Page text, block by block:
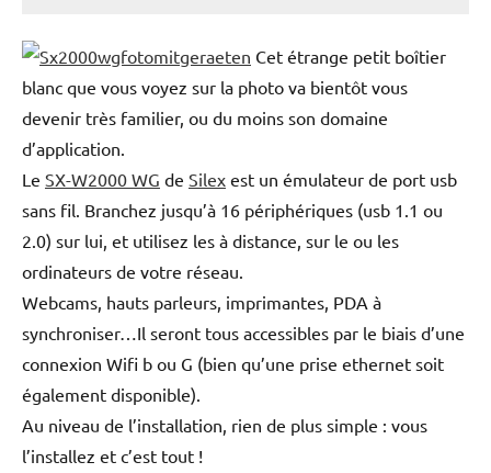
Cet étrange petit boîtier
blanc que vous voyez sur la photo va bientôt vous
devenir très familier, ou du moins son domaine
d’application.
Le SX-W2000 WG de Silex est un émulateur de port usb
sans fil. Branchez jusqu’à 16 périphériques (usb 1.1 ou
2.0) sur lui, et utilisez les à distance, sur le ou les
ordinateurs de votre réseau.
Webcams, hauts parleurs, imprimantes, PDA à
synchroniser…Il seront tous accessibles par le biais d’une
connexion Wifi b ou G (bien qu’une prise ethernet soit
également disponible).
Au niveau de l’installation, rien de plus simple : vous
l’installez et c’est tout !